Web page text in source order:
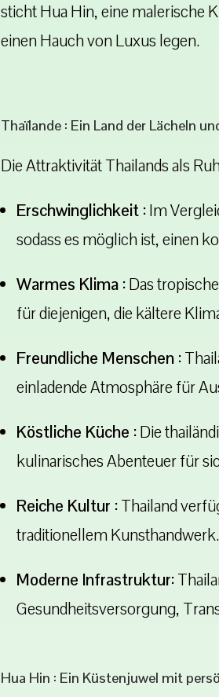
sticht Hua Hin, eine malerische
einen Hauch von Luxus legen.
Thaïlande : Ein Land der Lächeln
Die Attraktivität Thailands als
Erschwinglichkeit :Im
sodass es möglich ist, einen
Warmes Klima :Das
für diejenigen, die kältere
Freundliche Menschen :
einladende Atmosphäre für
Köstliche Küche :Die
kulinarisches Abenteuer für
Reiche Kultur :Thailand
traditionellem Kunsthandwerk.
Moderne Infrastruktur:
Gesundheitsversorgung,
Hua Hin : Ein Küstenjuwel mit